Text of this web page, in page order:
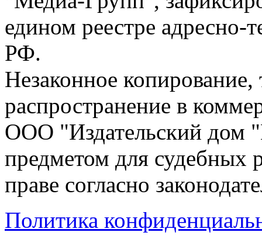
едином реестре адресно-
РФ.
Незаконное
распространение в
ООО "Издательский дом
предметом для судебных
праве согласно
Политика